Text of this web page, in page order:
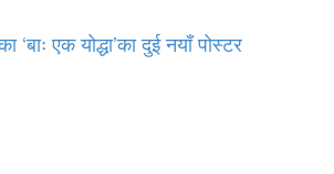
एक योद्धा’का दुई नयाँ पोस्टर